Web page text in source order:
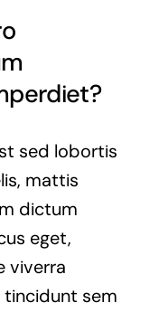
sed lobortis
mattis
dictum
eget,
viverra
tincidunt sem